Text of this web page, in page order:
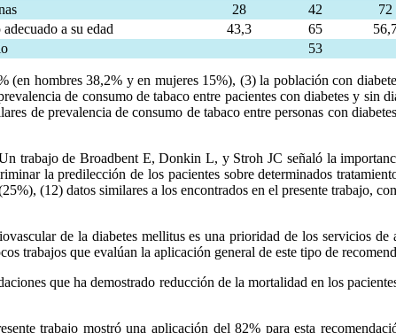
28 42 72
a su edad
43,3 65
53
(en hombres 38,2% y en mujeres 15%), (3) la población con
de consumo de tabaco entre pacientes con diabetes y sin
de prevalencia de consumo de tabaco entre personas con
trabajo de Broadbent E, Donkin L, y Stroh JC señaló la
la predilección de los pacientes sobre determinados
(12) datos similares a los encontrados en el presente trabajo,
de la diabetes mellitus es una prioridad de los servicios
trabajos que evalúan la aplicación general de este tipo de
que ha demostrado reducción de la mortalidad en los
trabajo mostró una aplicación del 82% para esta